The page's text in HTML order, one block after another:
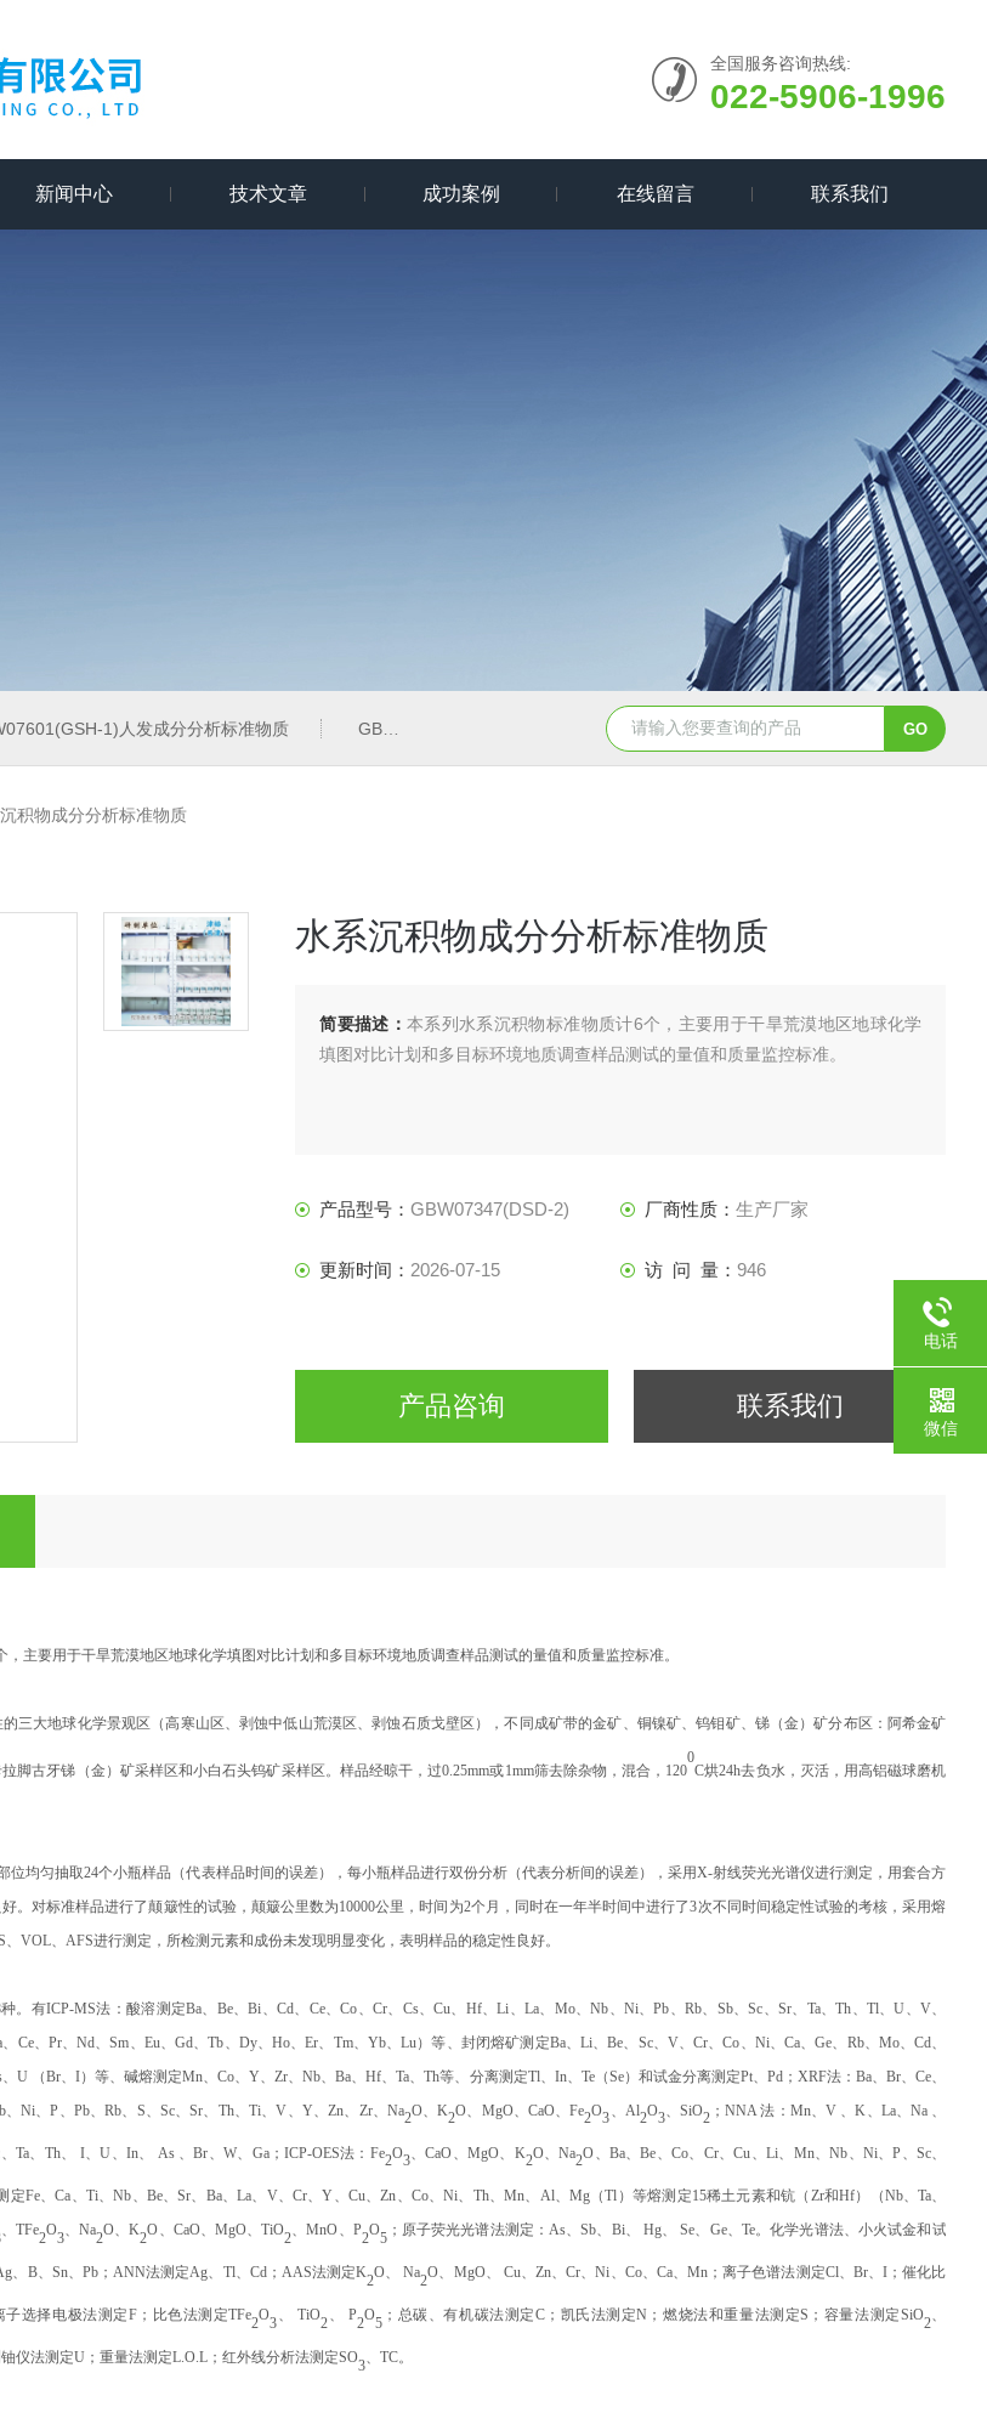
全国服务咨询热线:
022-5906-1996
新闻中心 技术文章 成功案例 在线留言 联系我们
1)人发成分分析标准物质 GBW07342(GPt-10)铂族金属 GBW07341(GPt-9)铂族金属
积物成分分析标准物质
水系沉积物成分分析标准物质
简要描述： 本系列水系沉积物标准物质计6个，主要用于干旱荒漠地区地球化学
填图对比计划和多目标环境地质调查样品测试的量值和质量监控标准。
产品型号：GBW07347(DSD-2) 厂商性质：生产厂家
更新时间： 2026-07-15 访 问 量：946
产品咨询 联系我们
主要用于干旱荒漠地区地球化学填图对比计划和多目标环境地质调查样品测试的量值和质量监控标准。
三大地球化学景观区（高寒山区、剥蚀中低山荒漠区、剥蚀石质戈壁区），不同成矿带的金矿、铜镍矿、钨钼矿、锑（金）矿分布区：阿希金矿
脚古牙锑（金）矿采样区和小白石头钨矿采样区。样品经晾干，过0.25mm或1mm筛去除杂物，混合，120
0
C烘24h去负水，灭活，用高铝磁球磨机
位均匀抽取24个小瓶样品（代表样品时间的误差），每小瓶样品进行双份分析（代表分析间的误差），采用X-射线荧光光谱仪进行测定，用套合方
。 对标准样品进行了颠簸性的试验，颠簸公里数为10000公里，时间为2个月，同时在一年半时间中进行了3次不同时间稳定性试验的考核，采用熔
、VOL、AFS进行测定，所检测元素和成份未发现明显变化，表明样品的稳定性良好。
。有ICP-MS法：酸溶测定Ba、Be、Bi、Cd、Ce、Co、Cr、Cs、Cu、Hf、Li、La、Mo、Nb、Ni、Pb、Rb、Sb、Sc、Sr、Ta、Th、Tl、U、V、
Ce、Pr、Nd、Sm、Eu、Gd、Tb、Dy、Ho、Er、Tm、Yb、Lu）等、封闭熔矿测定Ba、Li、Be、Sc、V、Cr、Co、Ni、Ca、Ge、Rb、Mo、Cd、
U （Br、I）等、碱熔测定Mn、Co、Y、Zr、Nb、Ba、Hf、Ta、Th等、分离测定Tl、In、Te（Se）和试金分离测定Pt、Pd；XRF法：Ba、Br、Ce、
Ni、P、Pb、Rb、S、Sc、Sr、Th、Ti、V、Y、Zn、Zr、Na
2
O、K
2
O、MgO、CaO、Fe
2
O
3
、Al
2
O
3
、SiO
2
；NNA 法：Mn、V 、K、La、Na 、
Ta、Th、 I、U、In、 As 、Br、W、Ga；ICP-OES法：Fe
2
O
3
、CaO、MgO、K
2
O、Na
2
O、Ba、Be、Co、Cr、Cu、Li、Mn、Nb、Ni、P、Sc、
定Fe、Ca、Ti、Nb、Be、Sr、Ba、La、V、Cr、Y、Cu、Zn、Co、Ni、Th、Mn、Al、Mg（Tl ） 等熔测定15稀土元素和钪（Zr和Hf）（Nb、Ta、
、TFe
2
O
3
、Na
2
O、K
2
O、CaO、MgO、TiO
2
、MnO、P
2
O
5
；原子荧光光谱法测定：As、Sb、Bi、 Hg、 Se Ge、Te。化学光谱法、小火试金和试
、B、Sn、Pb；ANN法测定Ag、 Tl、Cd；AAS法测定K
2
O、 Na
2
O、MgO、 Cu、Zn、Cr、Ni、Co、Ca、Mn；离子色谱法测定Cl、Br、I；催化比
选择电极法测定F；比色法测定TFe
2
O
3
、 TiO
2
、 P
2
O
5
；总碳、有机碳法测定C；凯氏法测定N；燃烧法和重量法测定S；容量法测定SiO
2
、
铀仪法测定U；重量法测定L.O.L ；红外线分析法测定SO
3
、TC。
电话
微信